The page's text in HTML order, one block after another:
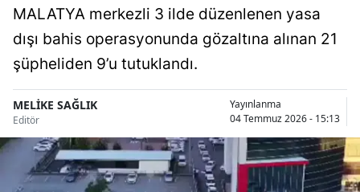
Artvin
Balıkesir
Bilecik
Bingöl
MALATYA merkezli 3 ilde düzenlenen yasa
dışı bahis operasyonunda gözaltına alınan 21
şüpheliden 9’u tutuklandı.
MELİKE SAĞLIK
Editör
Yayınlanma
04 Temmuz 2026 - 15:13